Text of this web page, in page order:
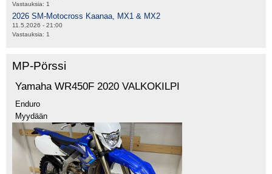
Vastauksia: 1
2026 SM-Motocross Kaanaa, MX1 & MX2
11.5.2026 - 21:00
Vastauksia: 1
MP-Pörssi
Yamaha WR450F 2020 VALKOKILPI
Enduro
Myydään